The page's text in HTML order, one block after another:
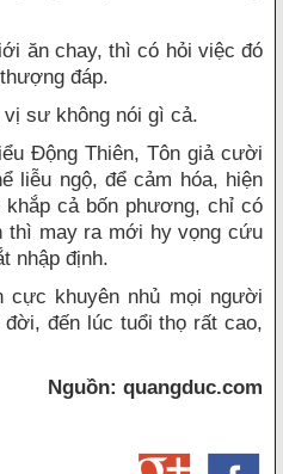
ăn chay, thì có hỏi việc đó
đáp.
sư không nói gì cả.
Động Thiên, Tôn giả cười
liễu ngộ, để cảm hóa, hiện
cả bốn phương, chỉ có
thì may ra mới hy vọng cứu
nhập định.
khuyên nhủ mọi người
đến lúc tuổi thọ rất cao,
Nguồn: quangduc.com